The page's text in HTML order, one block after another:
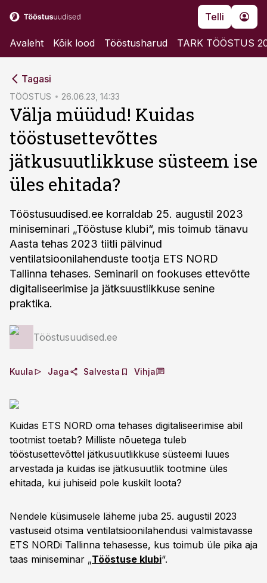
Telli
Avaleht Kõik lood Tööstusharud TARK TÖÖSTUS
Tagasi
TÖÖSTUS 26.06.23, 14:33
Välja müüdud! Kuidas
tööstusettevõttes
jätkusuutlikkuse süsteem ise
üles ehitada?
Tööstusuudised.ee korraldab 25. augustil 2023
miniseminari „Tööstuse klubi“, mis toimub tänavu
Aasta tehas 2023 tiitli pälvinud
ventilatsioonilahenduste tootja ETS NORD
Tallinna tehases. Seminaril on fookuses ettevõtte
digitaliseerimise ja jätksuustlikkuse senine
praktika.
Tööstusuudised.ee
Kuula Jaga Salvesta Vihja
Kuidas ETS NORD oma tehases digitaliseerimise abil
tootmist toetab? Milliste nõuetega tuleb
tööstusettevõttel jätkusuutlikkuse süsteemi luues
arvestada ja kuidas ise jätkusuutlik tootmine üles
ehitada, kui juhiseid pole kuskilt loota?
Nendele küsimusele läheme juba 25. augustil 2023
vastuseid otsima ventilatsioonilahendusi valmistavasse
ETS NORDi Tallinna tehasesse, kus toimub üle pika aja
taas miniseminar „Tööstuse klubi“.